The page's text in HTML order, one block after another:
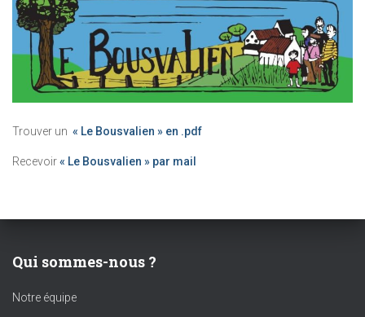
Trouver un « Le Bousvalien » en .pdf
Recevoir« Le Bousvalien » par mail
Qui sommes-nous ?
Notre équipe